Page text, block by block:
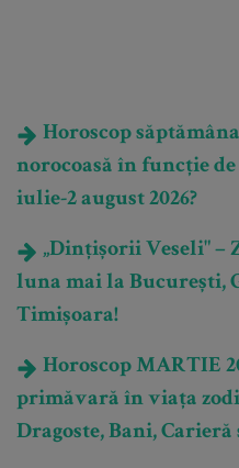
Horoscop
norocoasă în funcție de
iulie-2 august 2026?
„Dințișorii Veseli" –
luna mai la București,
Timișoara!
Horoscop MARTIE
primăvară în viața
Dragoste, Bani, Carieră